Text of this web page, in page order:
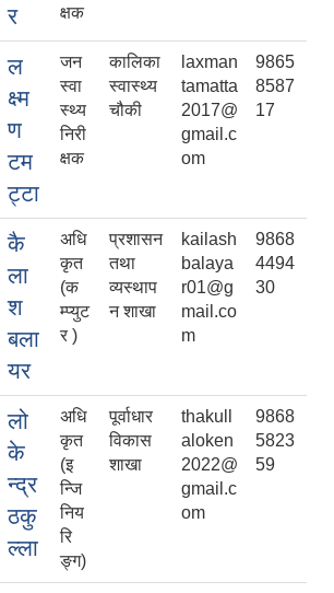
र
क्षक
ल
क्ष्म
ण
टम
ट्टा
जन
स्वा
स्थ्य
निरी
क्षक
कालिका
स्वास्थ्य
चौकी
laxman
tamatta
2017@
gmail.c
om
9865
8587
17
कै
ला
श
बला
यर
अधि
कृत
(क
म्प्युट
र )
प्रशासन
तथा
व्यस्थाप
न शाखा
kailash
balaya
r01@g
mail.co
m
9868
4494
30
लो
के
न्द्र
ठकु
ल्ला
अधि
कृत
(इ
न्जि
निय
रि
ङ्ग)
पूर्वाधार
विकास
शाखा
thakull
aloken
2022@
gmail.c
om
9868
5823
59